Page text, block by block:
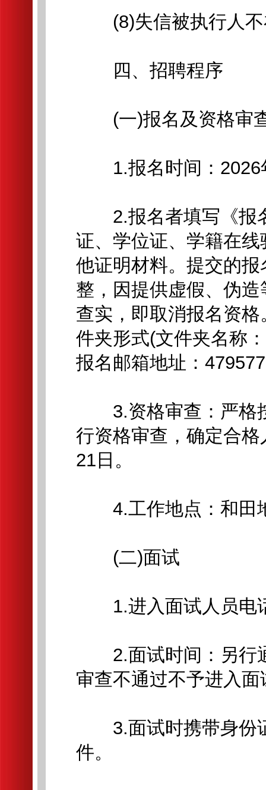
(8)失信被执行人不
四、招聘程序
(一)报名及资格审
1.报名时间：2026
2.报名者填写《报
证、学位证、学籍在
他证明材料。提交的
整，因提供虚假、伪
查实，即取消报名资
件夹形式(文件夹名称
报名邮箱地址：
3.资格审查：严格
行资格审查，确定合
21日。
4.工作地点：和田
(二)面试
1.进入面试人员电
2.面试时间：另行
审查不通过不予进入面
3.面试时携带身份
件。